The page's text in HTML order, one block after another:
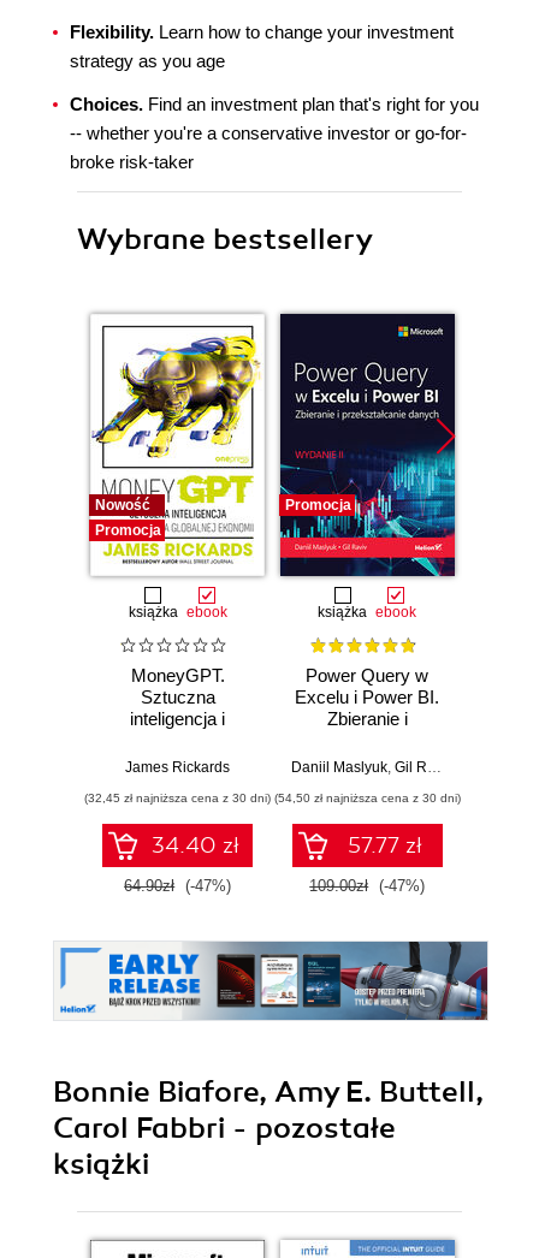
Flexibility. Learn how to change your investment
strategy as you age
Choices. Find an investment plan that's right for you
-- whether you're a conservative investor or go-for-
broke risk-taker
Wybrane bestsellery
Nowość
Promocja
książka ebook
MoneyGPT.
Sztuczna
inteligencja i
globalnej ekonomii
James Rickards
(32,45 zł najniższa cena z 30 dni)
34.40 zł
64.90zł (-47%)
Promocja
książka ebook
Power Query w
Excelu i Power BI.
Zbieranie i
danych. Wydanie II
Daniil Maslyuk, Gil Raviv
(54,50 zł najniższa cena z 30 dni)
57.77 zł
109.00zł (-47%)
Bonnie Biafore, Amy E. Buttell,
Carol Fabbri - pozostałe
książki